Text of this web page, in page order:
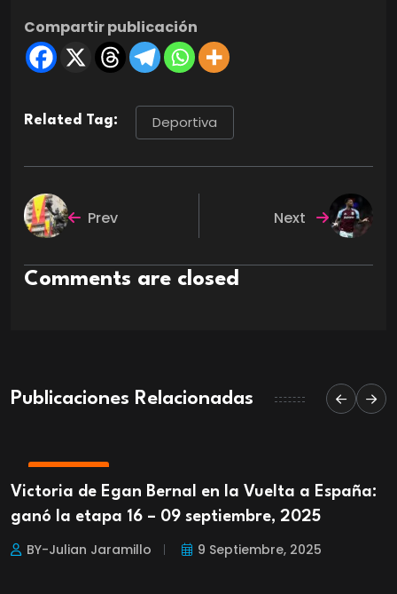
Compartir publicación
Related Tag: Deportiva
Prev Next
Comments are closed
Publicaciones Relacionadas
Victoria de Egan Bernal en la Vuelta a España:
ganó la etapa 16 – 09 septiembre, 2025
BY-Julian Jaramillo 9 Septiembre, 2025